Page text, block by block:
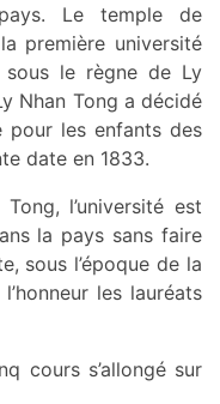
Le temple de
première université
sous le règne de Ly
Nhan Tong a décidé
pour les enfants des
date en 1833.
l’université est
la pays sans faire
sous l’époque de la
les lauréats
cours s’allongé sur